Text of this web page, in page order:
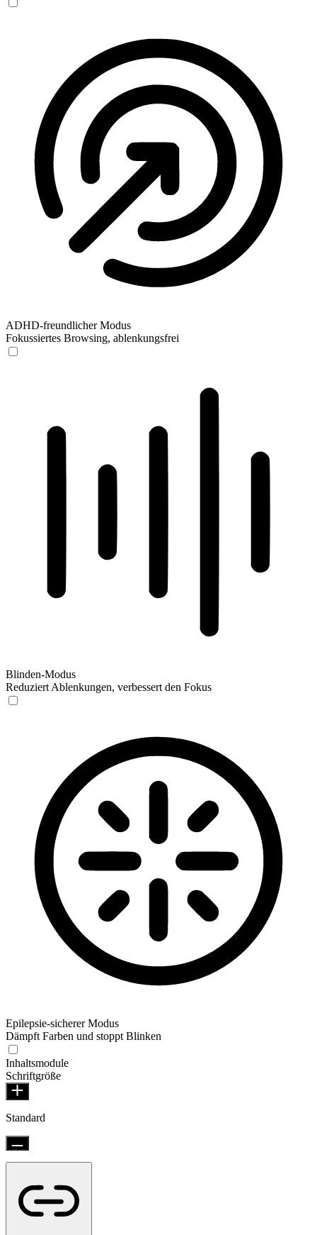
ADHD-freundlicher Modus
Fokussiertes Browsing, ablenkungsfrei
Blinden-Modus
Reduziert Ablenkungen, verbessert den Fokus
Epilepsie-sicherer Modus
Dämpft Farben und stoppt Blinken
Inhaltsmodule
Schriftgröße
Standard